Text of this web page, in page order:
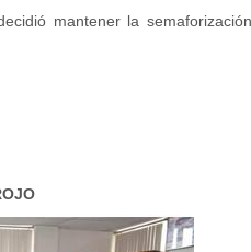
mantener la